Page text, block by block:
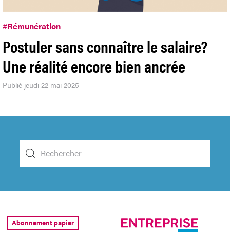
#Rémunération
Postuler sans connaître le salaire?
Une réalité encore bien ancrée
Publié jeudi 22 mai 2025
Abonnement papier